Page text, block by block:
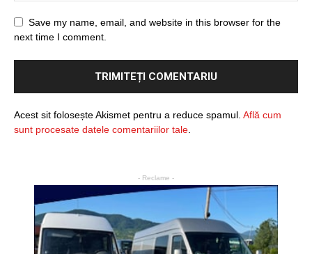
Save my name, email, and website in this browser for the
next time I comment.
Acest sit folosește Akismet pentru a reduce spamul. Află cum
sunt procesate datele comentariilor tale
- Reclame -